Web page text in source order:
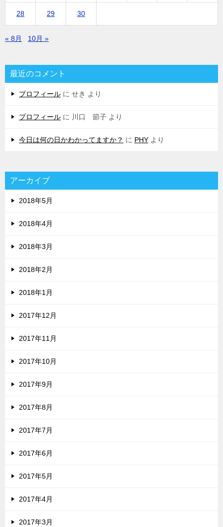
28 29 30
« 8月 10月 »
最近のコメント
プロフィール に せき より
プロフィール に 川口 節子 より
今日は何の日かわかってますか？ に PHY より
アーカイブ
2018年5月
2018年4月
2018年3月
2018年2月
2018年1月
2017年12月
2017年11月
2017年10月
2017年9月
2017年8月
2017年7月
2017年6月
2017年5月
2017年4月
2017年3月